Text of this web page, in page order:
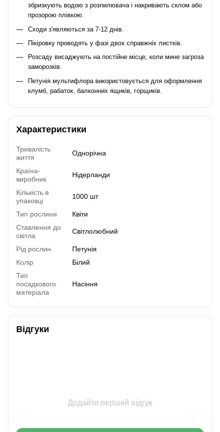
збризкують водою з розпилювача і накривають склом або
прозорою плівкою.
Сходи з'являються за 7-12 днів.
Пікіровку проводять у фазі двох справжніх листків.
Розсаду висаджують на постійне місце, коли мине загроза
заморозків.
Петунія мультифлора використовується для оформлення
клумб, рабаток, балконних ящиків, горщиків.
Характеристики
Тривалість
життя
Однорічна
Країна-
виробник
Нідерланди
Кількість в
упаковці
1000 шт
Тип рослини
Квіти
Ставлення до
світла
Світлолюбний
Рід рослин
Петунія
Колір
Білий
Тип
посадкового
матеріала
Насіння
Відгуки
Додайте перший відгук